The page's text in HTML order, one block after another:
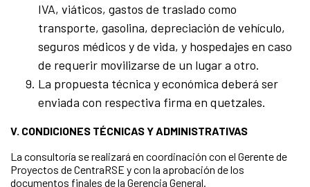
IVA, viáticos, gastos de traslado como
transporte, gasolina, depreciación de vehículo,
seguros médicos y de vida, y hospedajes en caso
de requerir movilizarse de un lugar a otro.
La propuesta técnica y económica deberá ser
enviada con respectiva firma en quetzales.
V. CONDICIONES TÉCNICAS Y ADMINISTRATIVAS
La consultoría se realizará en coordinación con el Gerente de
Proyectos de CentraRSE y con la aprobación de los
documentos finales de la Gerencia General.